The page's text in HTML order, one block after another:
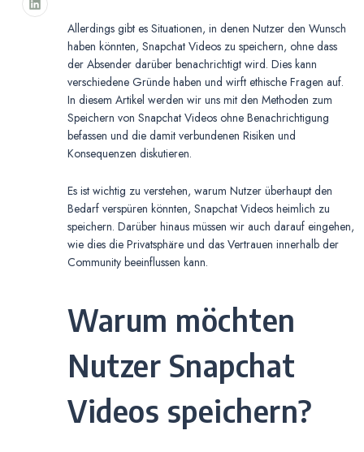
Allerdings gibt es Situationen, in denen Nutzer den Wunsch
haben könnten, Snapchat Videos zu speichern, ohne dass
der Absender darüber benachrichtigt wird. Dies kann
verschiedene Gründe haben und wirft ethische Fragen auf.
In diesem Artikel werden wir uns mit den Methoden zum
Speichern von Snapchat Videos ohne Benachrichtigung
befassen und die damit verbundenen Risiken und
Konsequenzen diskutieren.
Es ist wichtig zu verstehen, warum Nutzer überhaupt den
Bedarf verspüren könnten, Snapchat Videos heimlich zu
speichern. Darüber hinaus müssen wir auch darauf eingehen,
wie dies die Privatsphäre und das Vertrauen innerhalb der
Community beeinflussen kann.
Warum möchten
Nutzer Snapchat
Videos speichern?